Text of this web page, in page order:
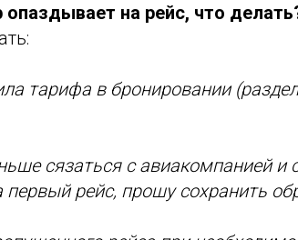
опаздывает на рейс, что
тарифа в бронировании
сязаться с авиакомпанией
первый рейс, прошу сохранить